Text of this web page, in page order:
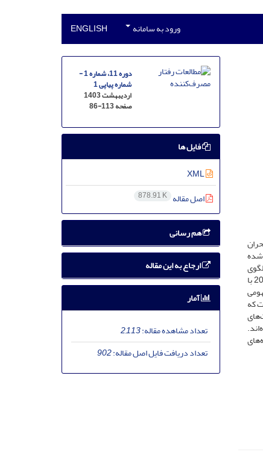
ورود به سامانه ENGLISH
شده
هفت‌مرحله‌ای ساندوسکی و باروسو (2006) به بررسی کلیه مقالات پژوهشی قصد خرید مجدد آنلاین در فروشگاه‌های زنجیره‌ای از سال 2010 الی 2022 با
چارچوب مفهومی
استفاده شده است که این مقدار برای عوامل تشکیل‌دهندة 0.87 است که
دوره 11، شماره 1 -
شماره پیاپی 1
اردیبهشت 1403
صفحه86-113
فایل ها
XML
اصل مقاله 878.91 K
هم رسانی
ارجاع به این مقاله
آمار
تعداد مشاهده مقاله:2,113
تعداد دریافت فایل اصل مقاله:902